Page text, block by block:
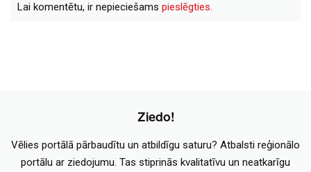
Lai komentētu, ir nepieciešams pieslēgties.
Ziedo!
Vēlies portālā pārbaudītu un atbildīgu saturu? Atbalsti reģionālo
portālu ar ziedojumu. Tas stiprinās kvalitatīvu un neatkarīgu